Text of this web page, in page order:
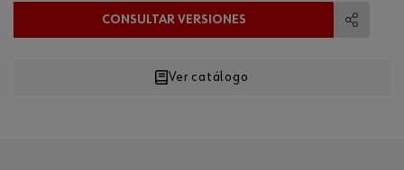
CONSULTAR VERSIONES
Ver catálogo